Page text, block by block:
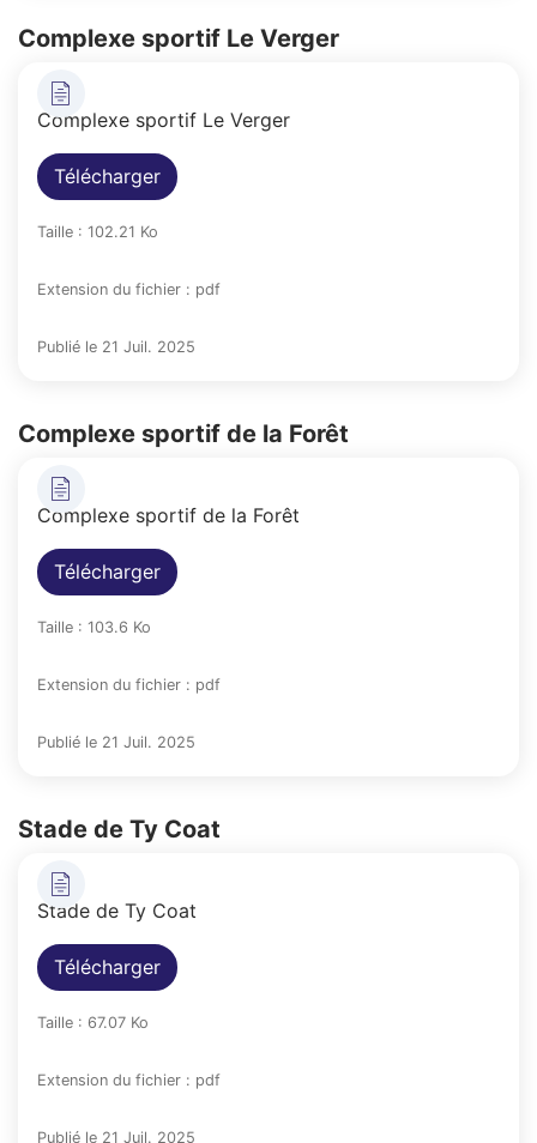
Complexe sportif Le Verger
Complexe sportif Le Verger
Télécharger
Taille : 102.21 Ko
Extension du fichier : pdf
Publié le 21 Juil. 2025
Complexe sportif de la Forêt
Complexe sportif de la Forêt
Télécharger
Taille : 103.6 Ko
Extension du fichier : pdf
Publié le 21 Juil. 2025
Stade de Ty Coat
Stade de Ty Coat
Télécharger
Taille : 67.07 Ko
Extension du fichier : pdf
Publié le 21 Juil. 2025